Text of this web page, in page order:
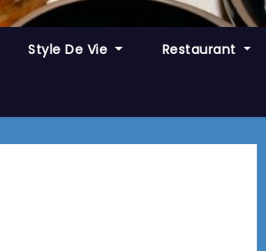
Style De Vie Restaurant